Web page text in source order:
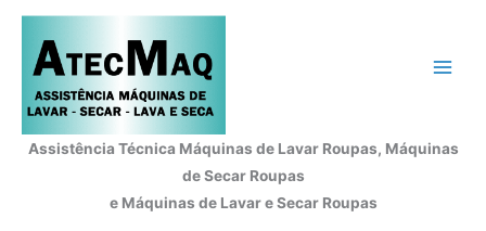
Assistência Técnica Máquinas de Lavar Roupas, Máquinas
de Secar Roupas
e Máquinas de Lavar e Secar Roupas